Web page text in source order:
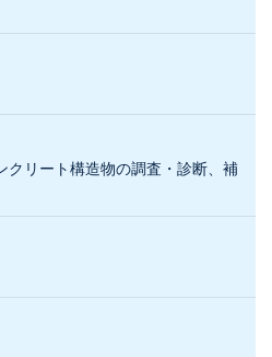
クリート構造物の調査・診断、補